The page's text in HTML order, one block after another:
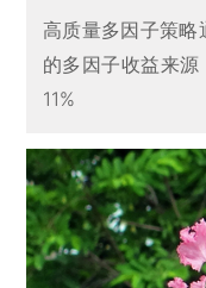
高质量多因子策略
的多因子收益来
11%